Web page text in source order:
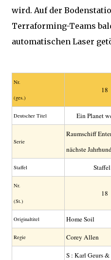
wird. Auf der
Terraforming-Teams
automatischen Laser
Nr.
(ges.)
18
Deutscher Titel Ein Planet
Serie
Raumschiff
nächste
Staffel
Nr.
(St.)
18
Original­titel Home Soil
Regie Corey Allen
S : Karl Geurs